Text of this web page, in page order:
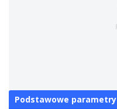
Podstawowe parametry